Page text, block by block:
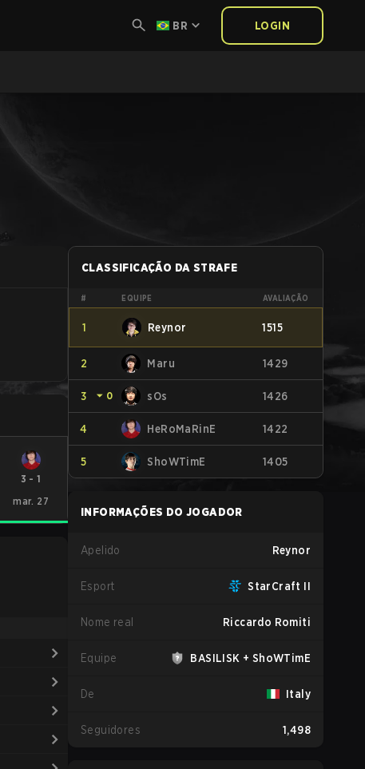
BR LOGIN
3 -1
mar. 27
CLASSIFICAÇÃO DA STRAFE
# EQUIPE AVALIAÇÃO
1 Reynor 1515
2 Maru 1429
3 ⏷ 0 sOs 1426
4 HeRoMaRinE 1422
5 ShoWTimE 1405
INFORMAÇÕES DO JOGADOR
Apelido Reynor
Esport StarCraft II
Nome real Riccardo Romiti
Equipe BASILISK + ShoWTimE
De Italy
Seguidores 1,498